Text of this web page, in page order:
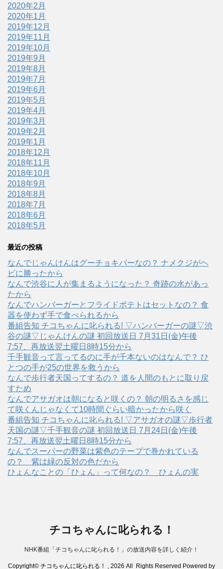
2020年2月
2020年1月
2019年12月
2019年11月
2019年10月
2019年9月
2019年8月
2019年7月
2019年6月
2019年5月
2019年4月
2019年3月
2019年2月
2019年1月
2018年12月
2018年11月
2018年10月
2018年9月
2018年8月
2018年7月
2018年6月
2018年5月
最近の投稿
なんでじゃんけんはグーチョキパーなの？ ナメクジがヘ
ビに勝ったから
なんで渋谷に人が集まるようになった？ 奇跡の水があっ
たから
なんでハンバーガーとフライドポテトはセットなの？ 食
器を使わず手で食べられるから
番組告知 チコちゃんに叱られる! ▽ハンバーガーの謎▽渋
谷の謎▽じゃんけんの謎 初回放送日 7月31日(金)午後
7:57、再放送翌土曜日8時15分から
千手観音って言ってるのに手が千本ないのはなんで？ ひ
とつの手が25の世界を救うから
なんで歩行者天国ってするの？ 道を人間のもとに取り戻
すため
なんでアサガオは朝になると咲くの？ 朝の明るさを感じ
て咲くんじゃなくて10時間ぐらい暗かったから咲く
番組告知 チコちゃんに叱られる! ▽アサガオの謎▽歩行者
天国の謎▽千手観音の謎 初回放送日 7月24日(金)午後
7:57、再放送翌土曜日8時15分から
なんでスーパーの野菜は紫色のテープで巻かれている
の？ 紫は緑の反対の色だから
ひょんなことの「ひょん」って何なの？ ひょんの実
チコちゃんに叱られる！
NHK番組「チコちゃんに叱られる！」の放送内容を詳しく紹介！
Copyright© チコちゃんに叱られる！ , 2026 All Rights Reserved Powered by